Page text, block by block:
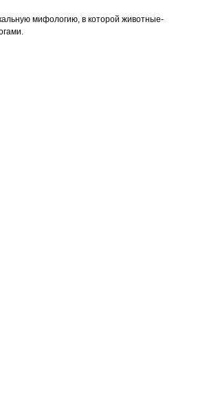
мифологию, в которой животные-